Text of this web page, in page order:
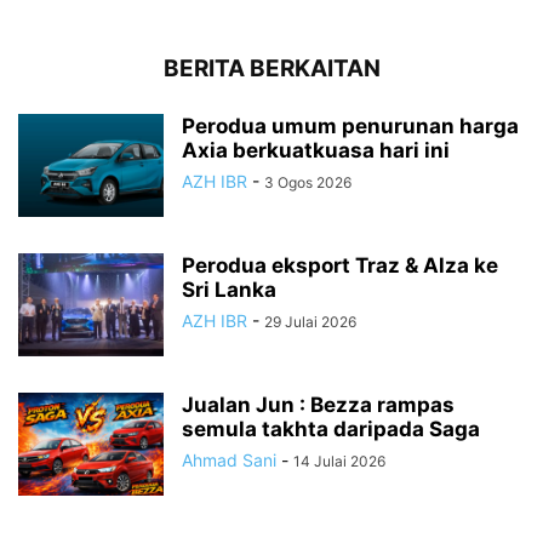
BERITA BERKAITAN
Perodua umum penurunan harga
Axia berkuatkuasa hari ini
AZH IBR - 3 Ogos 2026
Perodua eksport Traz & Alza ke
Sri Lanka
AZH IBR - 29 Julai 2026
Jualan Jun : Bezza rampas
semula takhta daripada Saga
Ahmad Sani - 14 Julai 2026